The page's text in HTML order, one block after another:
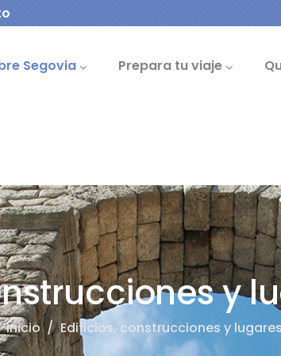
Segovia Prepara tu viaje
y
Inicio/ Edificios, construcciones y